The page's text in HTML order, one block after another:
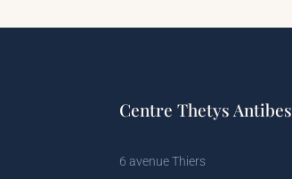
Centre Thetys Antibes
6 avenue Thiers